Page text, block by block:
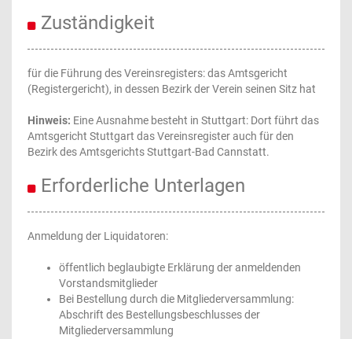
Zuständigkeit
für die Führung des Vereinsregisters: das Amtsgericht
(Registergericht), in dessen Bezirk der Verein seinen Sitz hat
Hinweis: Eine Ausnahme besteht in Stuttgart: Dort führt das
Amtsgericht Stuttgart das Vereinsregister auch für den
Bezirk des Amtsgerichts Stuttgart-Bad Cannstatt.
Erforderliche Unterlagen
Anmeldung der Liquidatoren:
öffentlich beglaubigte Erklärung der anmeldenden
Vorstandsmitglieder
Bei Bestellung durch die Mitgliederversammlung:
Abschrift des Bestellungsbeschlusses der
Mitgliederversammlung